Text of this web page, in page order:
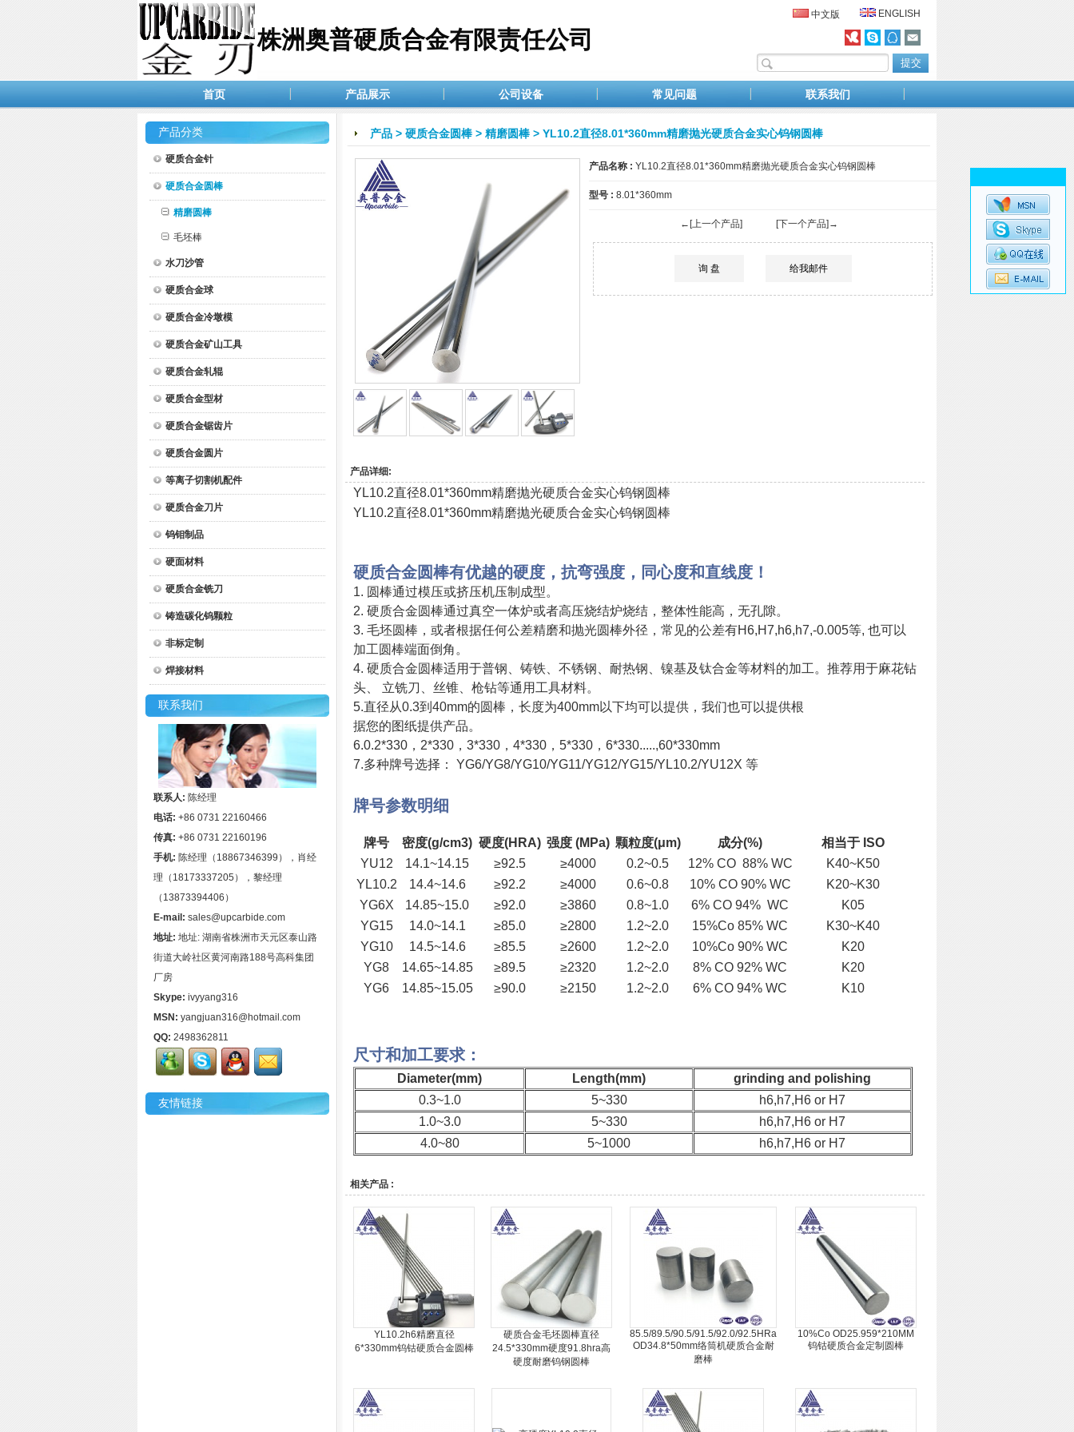
株洲奥普硬质合金有限责任公司
中文版 ENGLISH
首页 产品展示 公司设备 常见问题 联系我们
产品分类
硬质合金针
硬质合金圆棒
精磨圆棒
毛坯棒
水刀沙管
硬质合金球
硬质合金冷墩模
硬质合金矿山工具
硬质合金轧辊
硬质合金型材
硬质合金锯齿片
硬质合金圆片
等离子切割机配件
硬质合金刀片
钨钼制品
硬面材料
硬质合金铣刀
铸造碳化钨颗粒
非标定制
焊接材料
联系我们
联系人: 陈经理
电话: +86 0731 22160466
传真: +86 0731 22160196
手机: 陈经理（18867346399），肖经
理（18173337205），黎经理
（13873394406）
E-mail: sales@upcarbide.com
地址: 地址: 湖南省株洲市天元区泰山路
街道大岭社区黄河南路188号高科集团
厂房
Skype: ivyyang316
MSN: yangjuan316@hotmail.com
QQ: 2498362811
友情链接
产品 > 硬质合金圆棒 > 精磨圆棒 > YL10.2直径8.01*360mm精磨抛光硬质合金实心钨钢圆棒
产品名称 : YL10.2直径8.01*360mm精磨抛光硬质合金实心钨钢圆棒
型号 : 8.01*360mm
←[上一个产品] [下一个产品]→
询 盘 给我邮件
产品详细:
YL10.2直径8.01*360mm精磨抛光硬质合金实心钨钢圆棒
YL10.2直径8.01*360mm精磨抛光硬质合金实心钨钢圆棒
硬质合金圆棒有优越的硬度，抗弯强度，同心度和直线度！
1. 圆棒通过模压或挤压机压制成型。
2. 硬质合金圆棒通过真空一体炉或者高压烧结炉烧结，整体性能高，无孔隙。
3. 毛坯圆棒，或者根据任何公差精磨和抛光圆棒外径，常见的公差有H6,H7,h6,h7,-0.005等, 也可以
加工圆棒端面倒角。
4. 硬质合金圆棒适用于普钢、铸铁、不锈钢、耐热钢、镍基及钛合金等材料的加工。推荐用于麻花钻
头、 立铣刀、丝锥、枪钻等通用工具材料。
5.直径从0.3到40mm的圆棒，长度为400mm以下均可以提供，我们也可以提供根
据您的图纸提供产品。
6.0.2*330，2*330，3*330，4*330，5*330，6*330.....,60*330mm
7.多种牌号选择： YG6/YG8/YG10/YG11/YG12/YG15/YL10.2/YU12X 等
牌号参数明细
牌号 密度(g/cm3) 硬度(HRA) 强度 (MPa) 颗粒度(μm) 成分(%)
相当于 ISO
YU12
14.1~14.15 ≥92.5 ≥4000 0.2~0.5 12% CO 88% WC
K40~K50
YL10.2
14.4~14.6 ≥92.2 ≥4000 0.6~0.8 10% CO 90% WC
K20~K30
YG6X
14.85~15.0 ≥92.0 ≥3860 0.8~1.0 6% CO 94% WC
K05
YG15
14.0~14.1 ≥85.0 ≥2800 1.2~2.0 15%Co 85% WC
K30~K40
YG10
14.5~14.6 ≥85.5 ≥2600 1.2~2.0 10%Co 90% WC
K20
YG8
14.65~14.85 ≥89.5 ≥2320 1.2~2.0 8% CO 92% WC
K20
YG6
14.85~15.05 ≥90.0 ≥2150 1.2~2.0 6% CO 94% WC K10
尺寸和加工要求：
Diameter(mm) Length(mm)
grinding and polishing
0.3~1.0
5~330
h6,h7,H6 or H7
1.0~3.0
5~330
h6,h7,H6 or H7
4.0~80
5~1000 h6,h7,H6 or H7
相关产品 :
YL10.2h6精磨直径
6*330mm钨钴硬质合金圆棒
硬质合金毛坯圆棒直径
24.5*330mm硬度91.8hra高
硬度耐磨钨钢圆棒
85.5/89.5/90.5/91.5/92.0/92.5HRa
OD34.8*50mm络筒机硬质合金耐
磨棒
10%Co OD25.959*210MM
钨钴硬质合金定制圆棒